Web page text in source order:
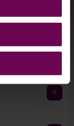
diferentes
sem
o retorno
ideal para quem